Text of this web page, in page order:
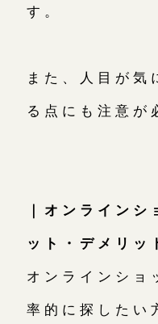
す。
また、人目が気
る点にも注意が
｜オンラインシ
ット・デメリッ
オンラインショ
率的に探したい